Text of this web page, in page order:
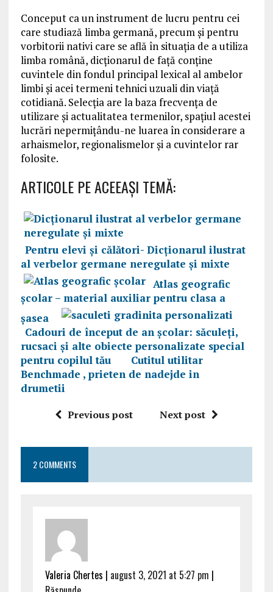
Conceput ca un instrument de lucru pentru cei
care studiază limba germană, precum și pentru
vorbitorii nativi care se află în situația de a utiliza
limba română, dicționarul de față conține
cuvintele din fondul principal lexical al ambelor
limbi și acei termeni tehnici uzuali din viață
cotidiană. Selecția are la baza frecvența de
utilizare și actualitatea termenilor, spațiul acestei
lucrări nepermițându-ne luarea în considerare a
arhaismelor, regionalismelor și a cuvintelor rar
folosite.
ARTICOLE PE ACEEAŞI TEMĂ:
Pentru elevi și călători- Dicționarul ilustrat
al verbelor germane neregulate și mixte
Atlas geografic
școlar – material auxiliar pentru clasa a
șasea
Cadouri de început de an școlar: săculeți,
rucsaci și alte obiecte personalizate special
pentru copilul tău
Cutitul utilitar
Benchmade , prieten de nadejde in
drumetii
Previous post Next post
2 COMMENTS
Valeria Chertes | august 3, 2021 at 5:27 pm |